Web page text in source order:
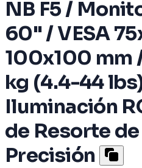
NB F5 /
60" / VESA
100x100 mm
kg (4.4-44
Iluminación
de Resorte
Precisión